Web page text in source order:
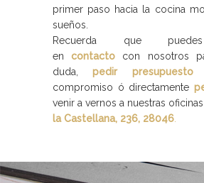
primer paso hacia la cocina
sueños.
Recuerda que
encontacto
con nosotros
duda,pedir presupuesto
compromiso ó directamente
venir a vernos a nuestras
la Castellana, 236, 28046